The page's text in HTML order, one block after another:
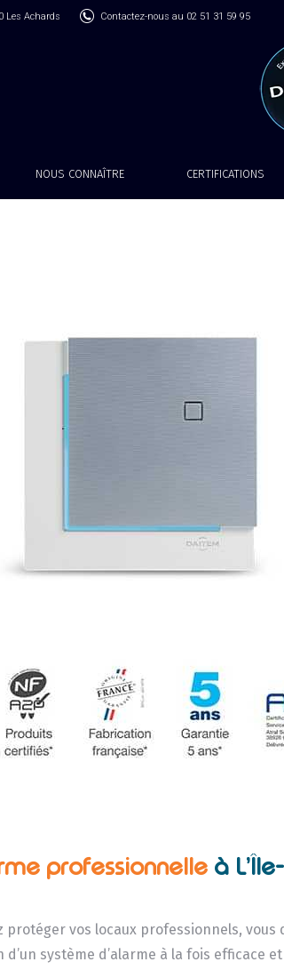
Les Achards Contactez-nous au 02 51 31 59 95
NOUS CONNAÎTRE CERTIFICATIONS
professionnelle à
protéger vos locaux professionnels, vous
d’un système d’alarme à la fois efficace